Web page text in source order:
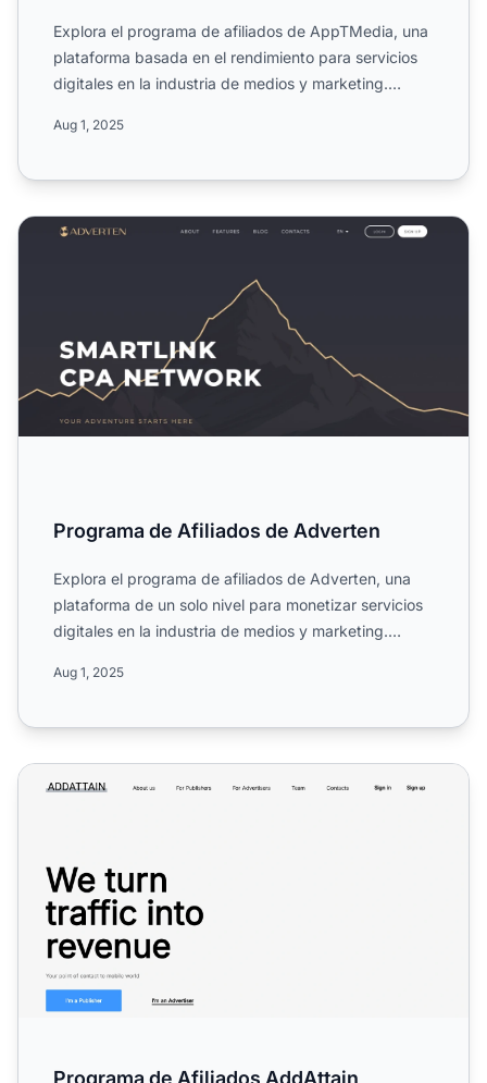
Explora el programa de afiliados de AppTMedia, una
plataforma basada en el rendimiento para servicios
digitales en la industria de medios y marketing.
Aug 1, 2025
Programa de Afiliados de Adverten
Programa de Afiliados de Adverten
Explora el programa de afiliados de Adverten, una
plataforma de un solo nivel para monetizar servicios
digitales en la industria de medios y marketing.
Aug 1, 2025
Programa de Afiliados AddAttain
Programa de Afiliados AddAttain